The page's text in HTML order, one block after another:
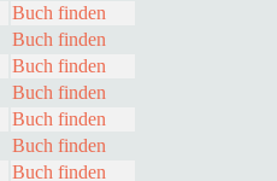
Buch finden
Buch finden
Buch finden
Buch finden
Buch finden
Buch finden
Buch finden